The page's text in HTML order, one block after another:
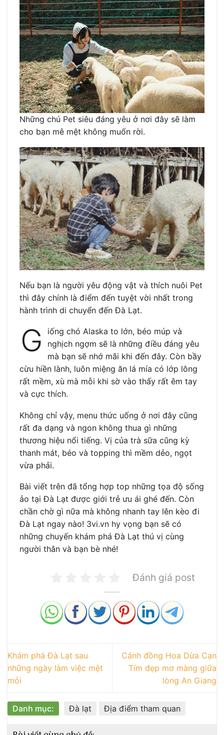
Những chú Pet siêu đáng yêu ở nơi đây sẽ làm
cho bạn mê mệt không muốn rời.
Nếu bạn là người yêu động vật và thích nuôi Pet
thì đây chính là điểm đến tuyệt vời nhất trong
hành trình di chuyển đến Đà Lạt.
G
iống chó Alaska to lớn, béo múp và
nghịch ngợm sẽ là những điều đáng yêu
mà bạn sẽ nhớ mãi khi đến đây. Còn bầy
cừu hiền lành, luôn miệng ăn lá mía có lớp lông
rất mềm, xù mà mỗi khi sờ vào thấy rất êm tay
và cực thích.
Không chỉ vậy, menu thức uống ở nơi đây cũng
rất đa dạng và ngon không thua gì những
thương hiệu nổi tiếng. Vị của trà sữa cũng kỳ
thanh mát, béo và topping thì mềm dẻo, ngọt
vừa phải.
Bài viết trên đã tổng hợp top những tọa độ sống
ảo tại Đà Lạt được giới trẻ ưu ái ghé đến. Còn
chần chờ gì nữa mà không nhanh tay lên kèo đi
Đà Lạt ngay nào! 3vi.vn hy vọng bạn sẽ có
những chuyến khám phá Đà Lạt thú vị cùng
người thân và bạn bè nhé!
Đánh giá post
Khám phá Đà Lạt sau
những ngày làm việc mệt
mỏi
Cánh đồng Hoa Dừa Cạn
Tím đẹp mơ màng giữa
lòng An Giang
Danh mục: Đà lạt Địa điểm tham quan